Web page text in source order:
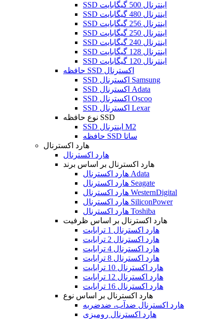
SSD اینترنال 500 گیگابایت
SSD اینترنال 480 گیگابایت
SSD اینترنال 256 گیگابایت
SSD اینترنال 250 گیگابایت
SSD اینترنال 240 گیگابایت
SSD اینترنال 128 گیگابایت
SSD اینترنال 120 گیگابایت
حافظه SSD اکسترنال
SSD اکسترنال Samsung
SSD اکسترنال Adata
SSD اکسترنال Oscoo
SSD اکسترنال Lexar
نوع حافظه SSD
SSD اینترنال M2
حافظه SSD ساتا
هارد اکسترنال
هارد اکسترنال
هارد اکسترنال بر اساس برند
هارد اکسترنال Adata
هارد اکسترنال Seagate
هارد اکسترنال WesternDigital
هارد اکسترنال SiliconPower
هارد اکسترنال Toshiba
هارد اکسترنال بر اساس ظرفیت
هارد اکسترنال 1 ترابایت
هارد اکسترنال 2 ترابایت
هارد اکسترنال 4 ترابایت
هارد اکسترنال 8 ترابایت
هارد اکسترنال 10 ترابایت
هارد اکسترنال 12 ترابایت
هارد اکسترنال 16 ترابایت
هارد اکسترنال بر اساس نوع
هارد اکسترنال ضدآب، ضدضربه
هارد اکسترنال رومیزی